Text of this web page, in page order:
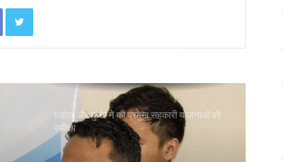
FacebookTwitter
ओडिशा के 29.5 लाख किसानों को मिला नैनो उर्वरकों
मोहोल और गुर्जर ने की प्रमुख सहकारी योजनाओं की
समीक्षा